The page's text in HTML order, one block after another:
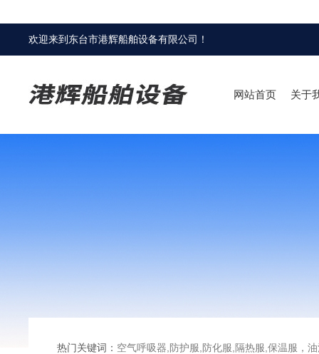
欢迎来到 东台市港辉船舶设备有限公司 ！
网站首页 关于
热门关键词： 空气呼吸器,防护服,防化服,隔热服,保温服，